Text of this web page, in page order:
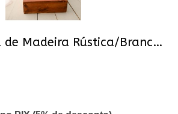
Arquibancada de Madeira Rústica/Branca (pré-venda)